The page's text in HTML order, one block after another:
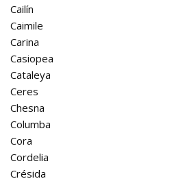
Cailín
Caimile
Carina
Casiopea
Cataleya
Ceres
Chesna
Columba
Cora
Cordelia
Crésida